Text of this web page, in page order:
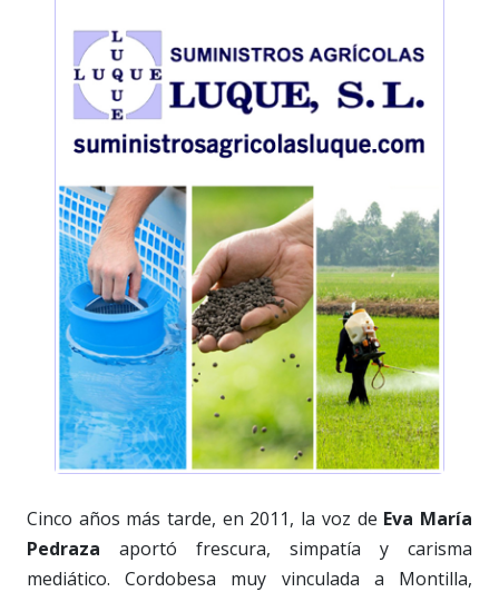
Cinco años más tarde, en 2011, la voz de Eva María
Pedraza aportó frescura, simpatía y carisma
mediático. Cordobesa muy vinculada a Montilla,